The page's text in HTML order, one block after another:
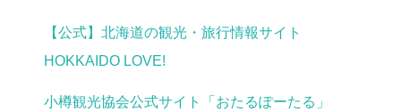
【公式】北海道の観光・旅行情報サイト
HOKKAIDO LOVE!
小樽観光協会公式サイト「おたるぽーたる」